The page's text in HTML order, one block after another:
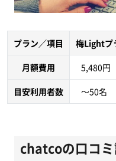
プラン／項目 梅Lightプ
月額費用 5,480円
目安利用者数 ～50名
chatcoの口コ